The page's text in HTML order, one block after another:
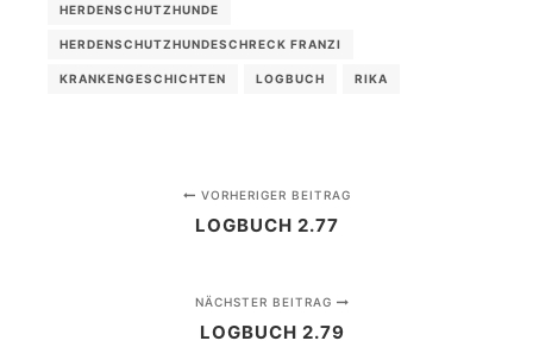
HERDENSCHUTZHUNDE
HERDENSCHUTZHUNDESCHRECK FRANZI
KRANKENGESCHICHTEN LOGBUCH RIKA
VORHERIGER BEITRAG
LOGBUCH 2.77
NÄCHSTER BEITRAG
LOGBUCH 2.79